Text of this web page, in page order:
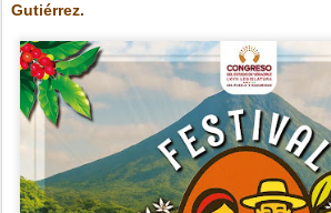
Gutiérrez.